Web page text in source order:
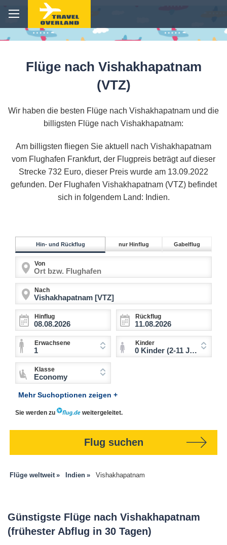
Flüge nach Vishakhapatnam
(VTZ)
Wir haben die besten Flüge nach Vishakhapatnam und die
billigsten Flüge nach Vishakhapatnam:
Am billigsten fliegen Sie aktuell nach Vishakhapatnam
vom Flughafen Frankfurt, der Flugpreis beträgt auf dieser
Strecke 732 Euro, dieser Preis wurde am 13.09.2022
gefunden. Der Flughafen Vishakhapatnam (VTZ) befindet
sich in folgendem Land: Indien.
Hin- und Rückflug nur Hinflug Gabelflug
Von
Nach
Hinflug Rückflug
Erwachsene
1
Kinder
0 Kinder (2-11 Jahre)
Klasse
Economy
Mehr Suchoptionen zeigen +
Sie werden zu weitergeleitet.
Flug suchen
Flüge weltweit Indien Vishakhapatnam
Günstigste Flüge nach Vishakhapatnam
(frühester Abflug in 30 Tagen)